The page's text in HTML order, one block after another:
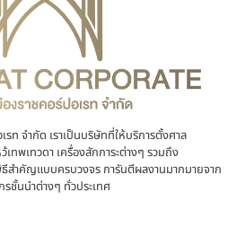
รท จำกัด เราเป็นบริษัทที่ให้บริการตั้งศาล
เทพเทวดา เครื่องสักการะต่างๆ รวมถึง
สำคัญแบบครบวงจร การันตีผลงานมากมายจาก
ชั้นนำต่างๆ ทั่วประเทศ